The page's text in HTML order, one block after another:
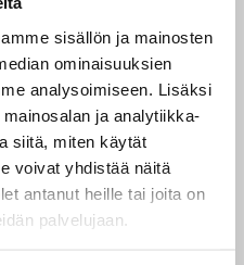
sisällön ja mainosten
ominaisuuksien
analysoimiseen. Lisäksi
ja analytiikka-
siitä, miten käytät
voivat yhdistää näitä
antanut heille tai joita on
palvelujaan.
vuodesta
ja
yritys, joka on toiminut
laadukkaita vaatteita,
kokemuksella